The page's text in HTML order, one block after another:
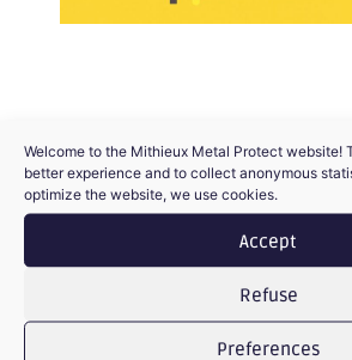
Welcome to the Mithieux Metal Protect website!
better experience and to collect anonymous
optimize the website, we use cookies.
Accept
Refuse
Preferences
PREVIOUS